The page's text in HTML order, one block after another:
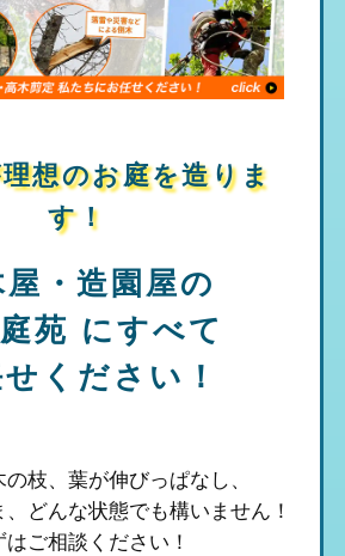
想のお庭を造りま
す！
・造園屋の
苑 にすべて
ください！
枝、葉が伸びっぱなし、
どんな状態でも構いません！
はご相談ください！